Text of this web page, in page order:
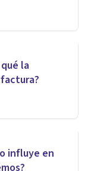
la
influye en